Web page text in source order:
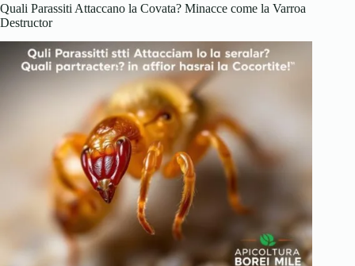
Quali Parassiti Attaccano la Covata? Minacce come la Varroa
Destructor